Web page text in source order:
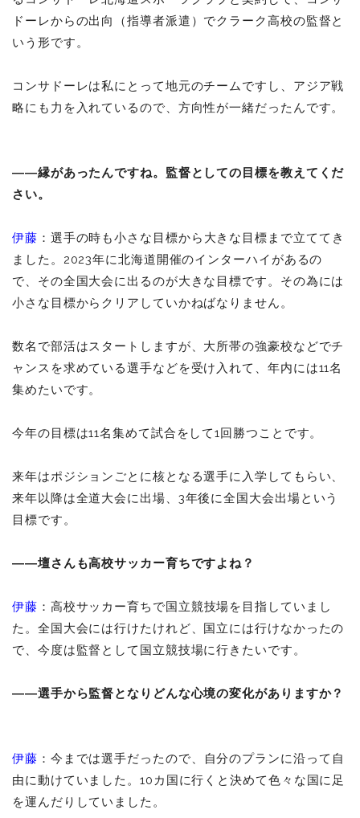
ドーレからの出向（指導者派遣）でクラーク高校の監督と
いう形です。
コンサドーレは私にとって地元のチームですし、アジア戦
略にも力を入れているので、方向性が一緒だったんです。
――縁があったんですね。監督としての目標を教えてくだ
さい。
伊藤 ：選手の時も小さな目標から大きな目標まで立ててき
ました。2023年に北海道開催のインターハイがあるの
で、その全国大会に出るのが大きな目標です。その為には
小さな目標からクリアしていかねばなりません。
数名で部活はスタートしますが、大所帯の強豪校などでチ
ャンスを求めている選手などを受け入れて、年内には11名
集めたいです。
今年の目標は11名集めて試合をして1回勝つことです。
来年はポジションごとに核となる選手に入学してもらい、
来年以降は全道大会に出場、3年後に全国大会出場という
目標です。
――壇さんも高校サッカー育ちですよね？
伊藤 ：高校サッカー育ちで国立競技場を目指していまし
た。全国大会には行けたけれど、国立には行けなかったの
で、今度は監督として国立競技場に行きたいです。
――選手から監督となりどんな心境の変化がありますか？
伊藤 ：今までは選手だったので、自分のプランに沿って自
由に動けていました。10カ国に行くと決めて色々な国に足
を運んだりしていました。